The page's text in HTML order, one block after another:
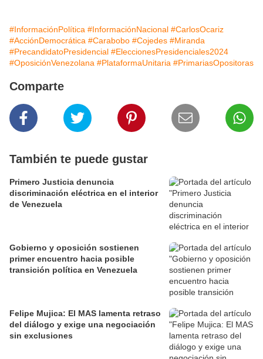
#InformaciónPolítica #InformaciónNacional #CarlosOcariz
#AcciónDemocrática #Carabobo #Cojedes #Miranda
#PrecandidatoPresidencial #EleccionesPresidenciales2024
#OposiciónVenezolana #PlataformaUnitaria #PrimariasOpositoras
Comparte
También te puede gustar
Primero Justicia denuncia
discriminación eléctrica en el interior
de Venezuela
Gobierno y oposición sostienen
primer encuentro hacia posible
transición política en Venezuela
Felipe Mujica: El MAS lamenta retraso
del diálogo y exige una negociación
sin exclusiones